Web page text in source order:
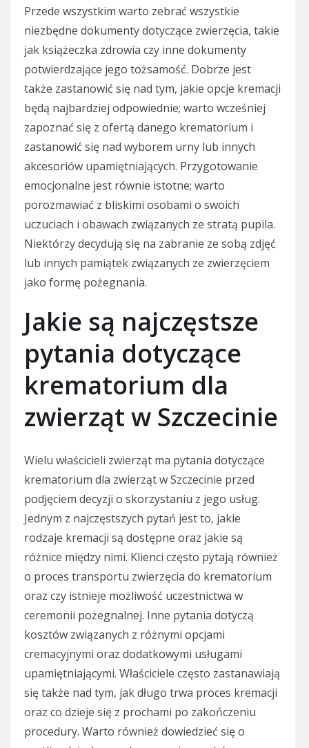
Przede wszystkim warto zebrać wszystkie
niezbędne dokumenty dotyczące zwierzęcia, takie
jak książeczka zdrowia czy inne dokumenty
potwierdzające jego tożsamość. Dobrze jest
także zastanowić się nad tym, jakie opcje kremacji
będą najbardziej odpowiednie; warto wcześniej
zapoznać się z ofertą danego krematorium i
zastanowić się nad wyborem urny lub innych
akcesoriów upamiętniających. Przygotowanie
emocjonalne jest równie istotne; warto
porozmawiać z bliskimi osobami o swoich
uczuciach i obawach związanych ze stratą pupila.
Niektórzy decydują się na zabranie ze sobą zdjęć
lub innych pamiątek związanych ze zwierzęciem
jako formę pożegnania.
Jakie są najczęstsze
pytania dotyczące
krematorium dla
zwierząt w Szczecinie
Wielu właścicieli zwierząt ma pytania dotyczące
krematorium dla zwierząt w Szczecinie przed
podjęciem decyzji o skorzystaniu z jego usług.
Jednym z najczęstszych pytań jest to, jakie
rodzaje kremacji są dostępne oraz jakie są
różnice między nimi. Klienci często pytają również
o proces transportu zwierzęcia do krematorium
oraz czy istnieje możliwość uczestnictwa w
ceremonii pożegnalnej. Inne pytania dotyczą
kosztów związanych z różnymi opcjami
cremacyjnymi oraz dodatkowymi usługami
upamiętniającymi. Właściciele często zastanawiają
się także nad tym, jak długo trwa proces kremacji
oraz co dzieje się z prochami po zakończeniu
procedury. Warto również dowiedzieć się o